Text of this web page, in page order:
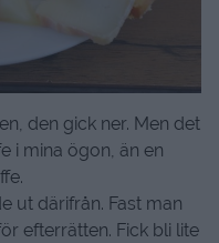
den gick ner. Men det
i mina ögon, än en
ut därifrån. Fast man
efterrätten. Fick bli lite